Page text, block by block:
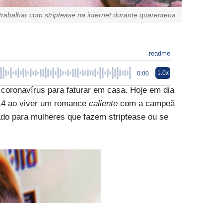
com striptease na internet durante quarentena
readme
0:00 1.0x
para faturar em casa. Hoje em dia
ao viver um romance caliente com a campeã
para mulheres que fazem striptease ou se